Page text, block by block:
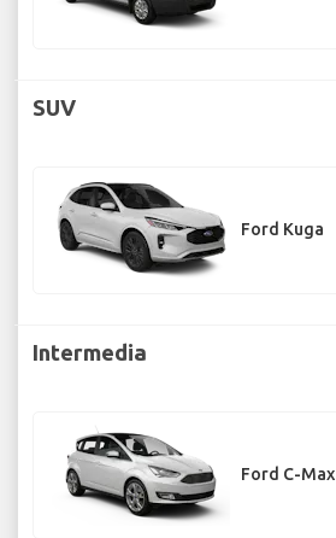
SUV
Ford Kuga
Intermedia
Ford C-Max